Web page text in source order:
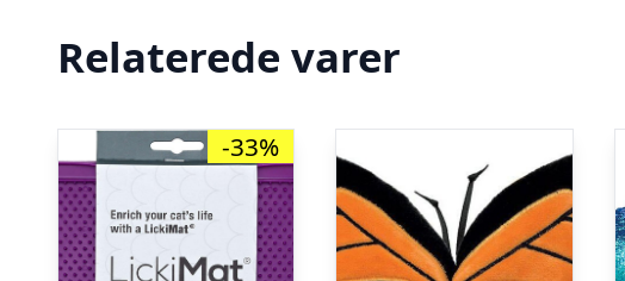
Relaterede varer
-33%